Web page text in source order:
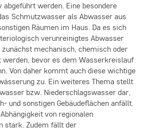
abgeführt werden. Eine besondere
Schmutzwasser als Abwasser aus
Räumen im Haus. Da es sich
verunreinigtes Abwasser
mechanisch, chemisch oder
werden, bevor es dem Wasserkreislauf
Von daher kommt auch diese wichtige
zu. Ein weiteres Thema stellt
bzw. Niederschlagswasser dar,
und sonstigen Gebäudeflächen anfällt.
von regionalen
stark. Zudem fällt der